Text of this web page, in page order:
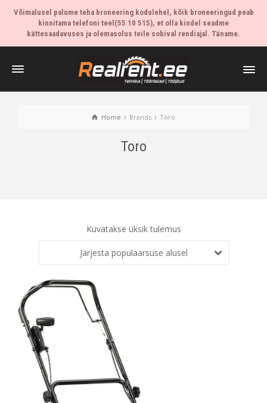
Võimalusel palume teha broneering kodulehel, kõik broneeringud peab
kinnitama telefoni teel(55 10 515), et olla kindel seadme
kättesaadavuses ja olemasolus teile sobival rendiajal. Täname.
Home Brands Toro
Toro
Kuvatakse üksik tulemus
Järjesta populaarsuse alusel